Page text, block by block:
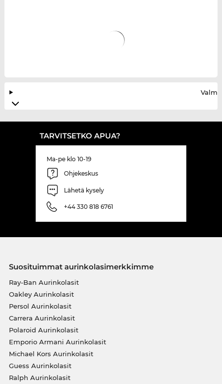
TARVITSETKO APUA?
Ma-pe klo 10-19
Ohjekeskus
Lähetä kysely
+44 330 818 6761
Suosituimmat aurinkolasimerkkimme
Ray-Ban Aurinkolasit
Oakley Aurinkolasit
Persol Aurinkolasit
Carrera Aurinkolasit
Polaroid Aurinkolasit
Emporio Armani Aurinkolasit
Michael Kors Aurinkolasit
Guess Aurinkolasit
Ralph Aurinkolasit